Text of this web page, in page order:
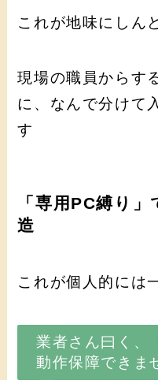
これが地味にしん
現場の職員からす
に、なんで分けて
す
「専用PC縛り
造
これが個人的には
業者さん曰く、
動作保障できま